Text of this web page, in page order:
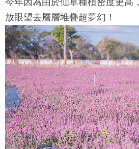
放眼望去層層堆疊超夢幻！